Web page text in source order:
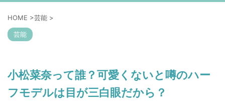
HOME >芸能 >
芸能
小松菜奈って誰？可愛くないと噂のハー
フモデルは目が三白眼だから？